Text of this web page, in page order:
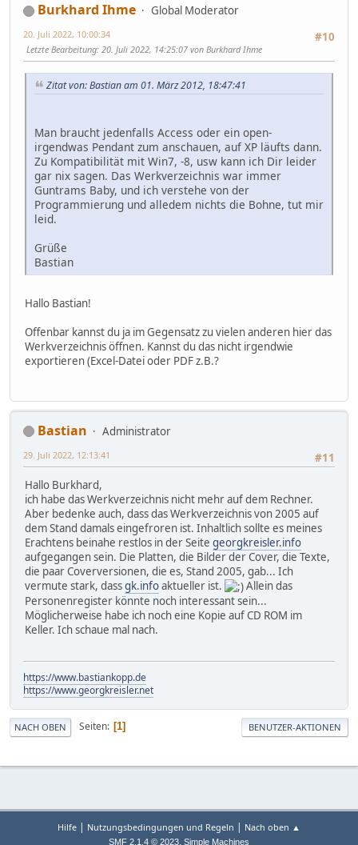
Burkhard Ihme
Global Moderator
#10
20. Juli 2022, 10:00:34
Letzte Bearbeitung: 20. Juli 2022, 14:25:07 von Burkhard Ihme
Zitat von: Bastian am 01. März 2012, 18:47:41
Man braucht jedenfalls Access oder ein open-
irgendwas Pendant zum anschauen, auf XP läufts dann.
Zu Kompatibilität mit Win7, -8, usw kann ich Dir leider
gar nix sagen. Das Werkverzeichnis war immer
Guntrams Baby, und ich verstehe von der
Programmierung und alledem nichts die Bohne, tut mir
leid.
Grüße
Bastian
Hallo Bastian!
Offenbar kannst du ja im Gegensatz zu vielen anderen hier das
Werkverzeichnis öffnen. Kannst du das nicht irgendwie
exportieren (Excel-Datei oder PDF z.B.?
Bastian
Administrator
#11
29. Juli 2022, 12:13:41
Hallo Burkhard,
ich habe das Werkverzeichnis nicht mehr auf dem Rechner.
Aber bedenke auch, dass das Werkverzeichnis von 2005 auf
dem Stand damals eingefroren ist. Inhaltlich sollte es meines
Erachtens beinahe restlos in der Seite georgkreisler.info
aufgegangen sein. Die Platten, die Bilder der Cover, die Texte,
die paar Coverversionen, die es, Stand 2005, gab... Ich
vermute stark, dassgk.infoaktueller ist.
Allein das
Personenregister könnte noch interessant sein...
Möglicherweise habe ich noch eine Kopie auf CD ROM im
Keller. Ich schaue mal nach.
https://www.bastiankopp.de
https://www.georgkreisler.net
NACH OBEN Seiten 1 BENUTZER-AKTIONEN
Hilfe | Nutzungsbedingungen und Regeln | Nach oben ▲
SMF 2.1.4 © 2023, Simple Machines